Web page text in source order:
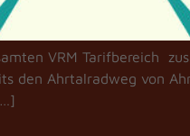
VRM Tarifbereich
den Ahrtalradweg von